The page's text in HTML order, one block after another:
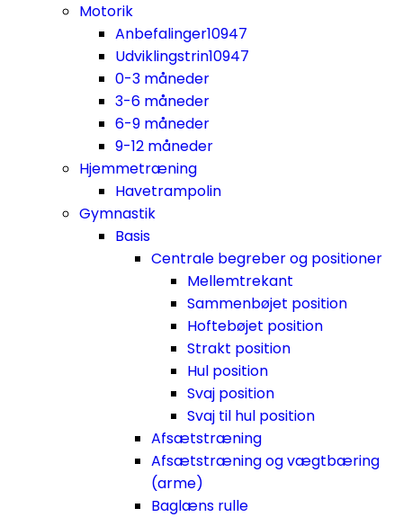
Motorik
Anbefalinger10947
Udviklingstrin10947
0-3 måneder
3-6 måneder
6-9 måneder
9-12 måneder
Hjemmetræning
Havetrampolin
Gymnastik
Basis
Centrale begreber og positioner
Mellemtrekant
Sammenbøjet position
Hoftebøjet position
Strakt position
Hul position
Svaj position
Svaj til hul position
Afsætstræning
Afsætstræning og vægtbæring
(arme)
Baglæns rulle